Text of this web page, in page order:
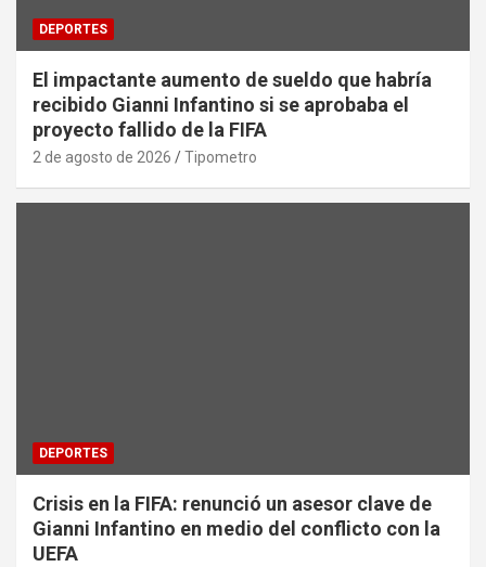
DEPORTES
El impactante aumento de sueldo que habría
recibido Gianni Infantino si se aprobaba el
proyecto fallido de la FIFA
2 de agosto de 2026 Tipometro
DEPORTES
Crisis en la FIFA: renunció un asesor clave de
Gianni Infantino en medio del conflicto con la
UEFA